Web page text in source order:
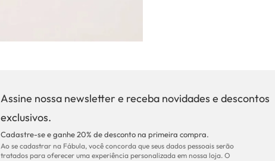
Assine nossa newsletter e receba novidades e descontos
exclusivos.
Cadastre-se e ganhe 20% de desconto na primeira compra.
Ao se cadastrar na Fábula, você concorda que seus dados pessoais serão
tratados para oferecer uma experiência personalizada em nossa loja. O